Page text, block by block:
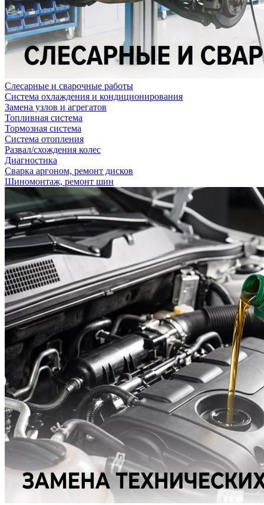
Слесарные и сварочные работы
Система охлаждения и кондиционирования
Замена узлов и агрегатов
Топливная система
Тормозная система
Система отопления
Развал/схождения колес
Диагностика
Сварка аргоном, ремонт дисков
Шиномонтаж, ремонт шин